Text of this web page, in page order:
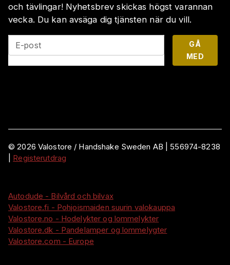
och tävlingar! Nyhetsbrev skickas högst varannan
vecka. Du kan avsäga dig tjänsten när du vill.
E-post
GÅ
MED
©2026 Valostore / Handshake Sweden AB
556974-8238
Registerutdrag
Autodude - Bilvård och bilvax
Valostore.fi - Pohjoismaiden suurin valokauppa
Valostore.no - Hodelykter og lommelykter
Valostore.dk - Pandelamper og lommelygter
Valostore.com - Europe